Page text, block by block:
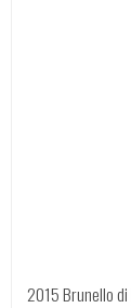
2015 Brunello